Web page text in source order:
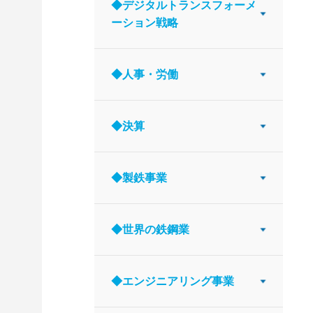
◆デジタルトランスフォーメ
ーション戦略
◆人事・労働
◆決算
◆製鉄事業
◆世界の鉄鋼業
◆エンジニアリング事業